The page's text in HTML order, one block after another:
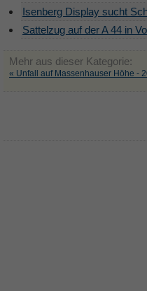
Isenberg Display sucht
Sattelzug auf der A 44 in
Mehr aus dieser Kategorie:
« Unfall auf Massenhauser Höhe -